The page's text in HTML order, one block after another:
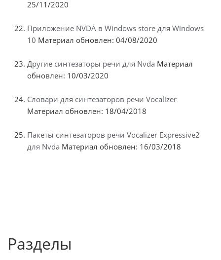
25/11/2020
Приложение NVDA в Windows store для Windows
10 Материал обновлен: 04/08/2020
Другие синтезаторы речи для Nvda Материал
обновлен: 10/03/2020
Словари для синтезаторов речи Vocalizer
Материал обновлен: 18/04/2018
Пакеты синтезаторов речи Vocalizer Expressive2
для Nvda Материал обновлен: 16/03/2018
Разделы